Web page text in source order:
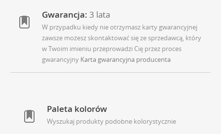
Gwarancja: 3 lata
W przypadku kiedy nie otrzymasz karty gwarancyjnej
zawsze możesz skontaktować się ze sprzedawcą, który
w Twoim imieniu przeprowadzi Cię przez proces
gwarancyjny Karta gwarancyjna producenta
Paleta kolorów
Wyszukaj produkty podobne kolorystycznie